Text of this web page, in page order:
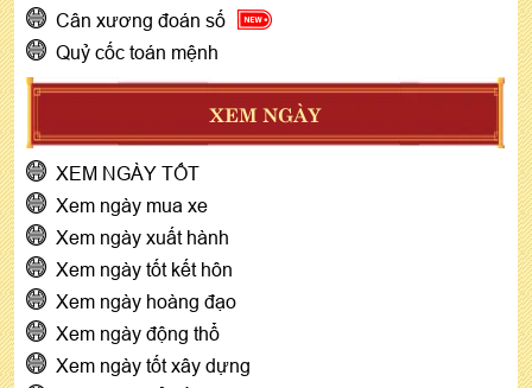
Cân xương đoán số
Quỷ cốc toán mệnh
XEM NGÀY
XEM NGÀY TỐT
Xem ngày mua xe
Xem ngày xuất hành
Xem ngày tốt kết hôn
Xem ngày hoàng đạo
Xem ngày động thổ
Xem ngày tốt xây dựng